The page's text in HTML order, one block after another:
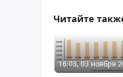
Читайте
16:03, 03 ноября